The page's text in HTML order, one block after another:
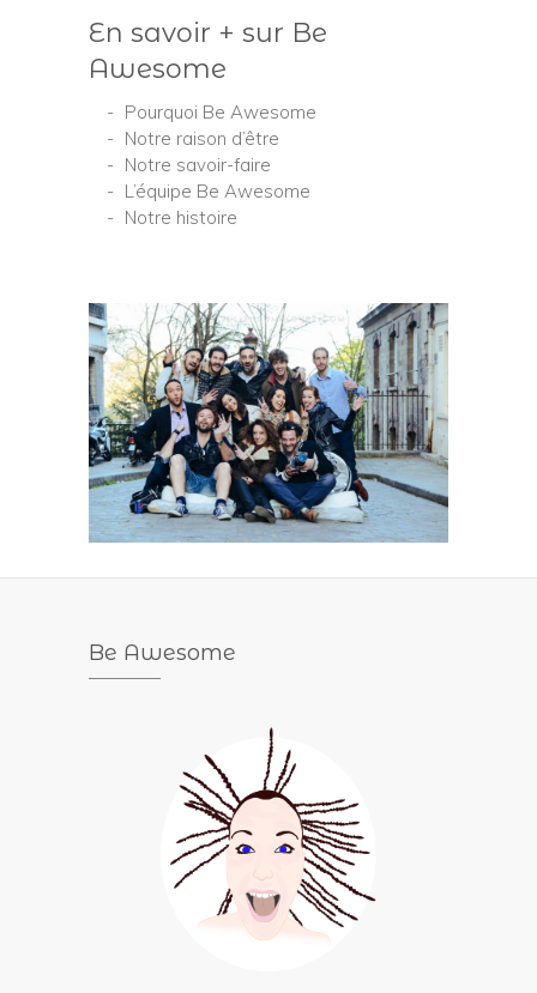
En savoir + sur Be
Awesome
Pourquoi Be Awesome
Notre raison d’être
Notre savoir-faire
L’équipe Be Awesome
Notre histoire
Be Awesome